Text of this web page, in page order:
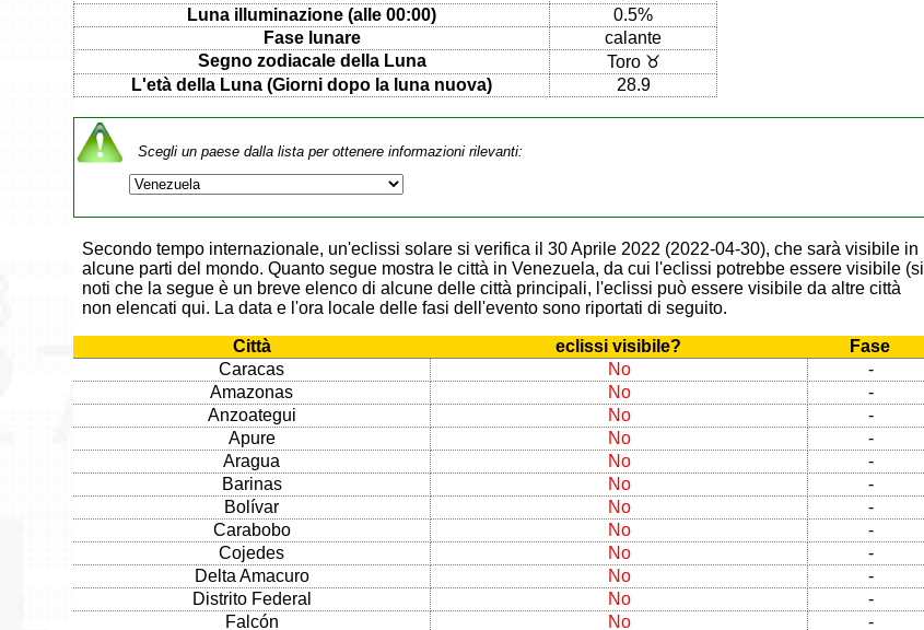
Luna illuminazione (alle 00:00)
0.5%
Fase lunare
calante
Segno zodiacale della Luna
Toro ♉
L'età della Luna (Giorni dopo la luna nuova)
28.9
Scegli un paese dalla lista per ottenere informazioni rilevanti:
Secondo tempo internazionale, un'eclissi solare si verifica il 30 Aprile 2022 (2022-04-30), che sarà visibile in
alcune parti del mondo. Quanto segue mostra le città in Venezuela, da cui l'eclissi potrebbe essere visibile (si
noti che la segue è un breve elenco di alcune delle città principali, l'eclissi può essere visibile da altre città
non elencati qui. La data e l'ora locale delle fasi dell'evento sono riportati di seguito.
Città eclissi visibile?
Fase
Caracas
No
-
Amazonas
No
-
Anzoategui
No
-
Apure
No
-
Aragua
No
-
Barinas
No
-
Bolívar
No
-
Carabobo
No
-
Cojedes
No
-
Delta Amacuro
No
-
Distrito Federal
No
-
Falcón
No
-